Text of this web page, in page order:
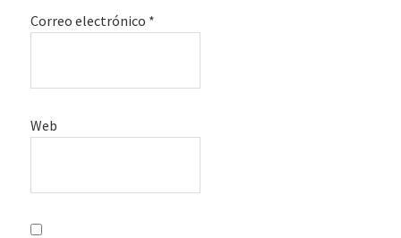
Correo electrónico *
Web